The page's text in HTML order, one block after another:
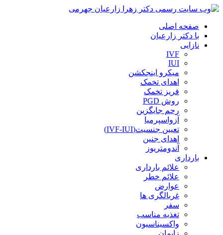
صفحه اصلی
با دکتر زارعیان
نازایی
IVF
IUI
میکرو اینجکشن
اهدای تخمک
فریز تخمک
روش PGD
رحم جایگزین
آزواسپرمیا
تعیین جنسیت(IVF-IUI)
اهدای جنین
آندومتریوز
بارداری
علائم بارداری
علائم خطر
عوارض
غربالگری ها
سفر
تغذیه مناسب
واکسیناسیون
زایمان